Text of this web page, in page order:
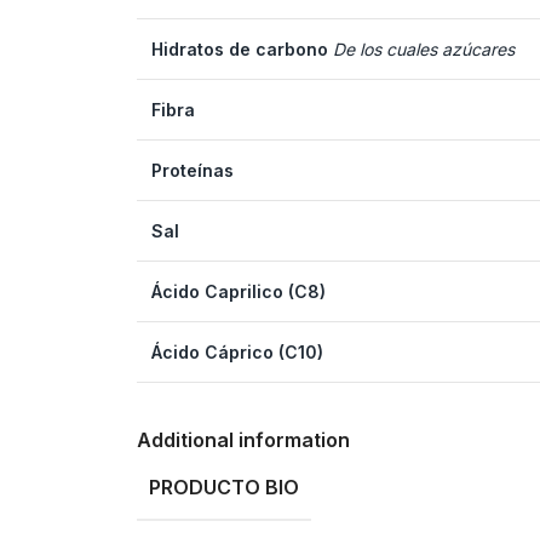
Hidratos de carbono De los cuales azúcares
Fibra
Proteínas
Sal
Ácido Caprilico (C8)
Ácido Cáprico (C10)
Additional information
PRODUCTO BIO